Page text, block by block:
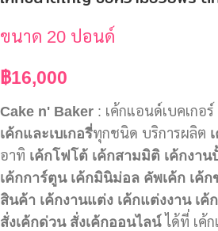
ขนาด 20 ปอนด์
฿16,000
Cake n' Baker : เค้กแอนด์เบคเกอร์
เค้กและเบเกอรี่ทุกชนิด บริการผลิต
อาทิ เค้กโฟโต้ เค้กสามมิติ เค้กงา
เค้กการ์ตูน เค้กมินิม่อล คัพเค้ก เค้
สินค้า เค้กงานแต่ง เค้กแต่งงาน เค้
สั่งเค้กด่วน สั่งเค้กออนไลน์ได้ที่ เค้ก